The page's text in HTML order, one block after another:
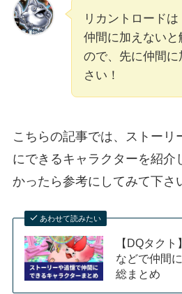
リカントロード
仲間に加えない
ので、先に仲間
さい！
こちらの記事では、ストーリ
にできるキャラクターを紹介
かったら参考にしてみて下さ
あわせて読みたい
【DQタク
などで仲間
総まとめ